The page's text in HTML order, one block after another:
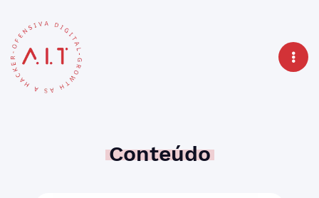
Conteúdo